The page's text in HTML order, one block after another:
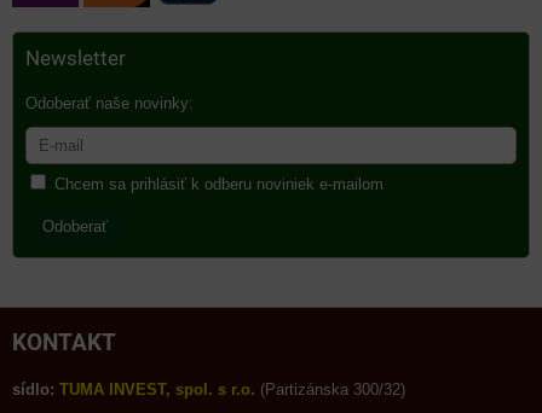
Newsletter
Odoberať naše novinky:
Chcem sa prihlásiť k odberu noviniek e-mailom
Odoberať
KONTAKT
sídlo: TUMA INVEST, spol. s r.o. (Partizánska 300/32)